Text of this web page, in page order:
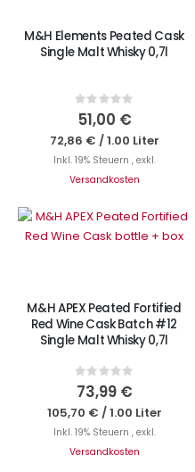
M&H Elements Peated Cask
Single Malt Whisky 0,7l
Rating:
0%
51,00 €
72,86 € /1.00 Liter
Inkl. 19% Steuern , exkl.
Versandkosten
IN DEN WARENKORB
M&H APEX Peated Fortified
Red Wine Cask Batch #12
Single Malt Whisky 0,7l
Rating:
0%
73,99 €
105,70 € /1.00 Liter
Inkl. 19% Steuern , exkl.
Versandkosten